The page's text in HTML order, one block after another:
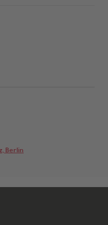
Berlin